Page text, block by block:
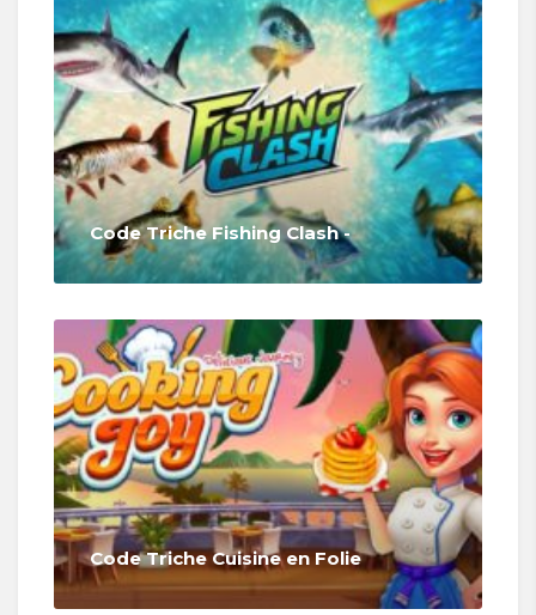
Code Triche Fishing Clash -
Code Triche Cuisine en Folie